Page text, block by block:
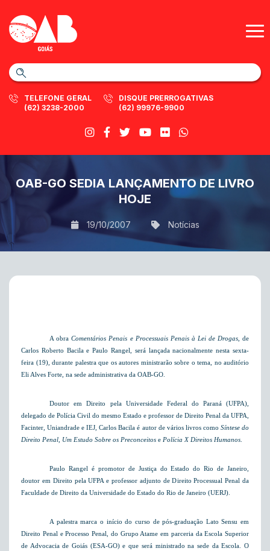
TELEFONE GERAL
(62) 3238-2000
DISQUE PRERROGATIVAS
(62) 99976-9900
OAB-GO SEDIA LANÇAMENTO DE LIVRO
HOJE
19/10/2007 Notícias
A obraComentários Penais e Processuais Penais à Lei de Drogas, de
Carlos Roberto Bacila e Paulo Rangel, será lançada nacionalmente nesta sexta-
feira (19), durante palestra que os autores ministrarão sobre o tema, no auditório
Eli Alves Forte, na sede administrativa da OAB-GO.
Doutor em Direito pela Universidade Federal do Paraná (UFPA),
delegado de Polícia Civil do mesmo Estado e professor de Direito Penal da UFPA,
Facinter, Uniandrade e IEJ, Carlos Bacila é autor de vários livros como Síntese do
Direito Penal, Um Estudo Sobre os Preconceitos e Polícia X Direitos Humanos
Paulo Rangel é promotor de Justiça do Estado do Rio de Janeiro,
doutor em Direito pela UFPA e professor adjunto de Direito Processual Penal da
Faculdade de Direito da Universidade do Estado do Rio de Janeiro (UERJ).
A palestra marca o início do curso de pós-graduação Lato Sensu em
Direito Penal e Processo Penal, do Grupo Atame em parceria da Escola Superior
de Advocacia de Goiás (ESA-GO) e que será ministrado na sede da Escola. O